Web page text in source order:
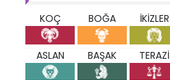
KOÇ BOĞA İKİZLER
ASLAN BAŞAK TERAZİ